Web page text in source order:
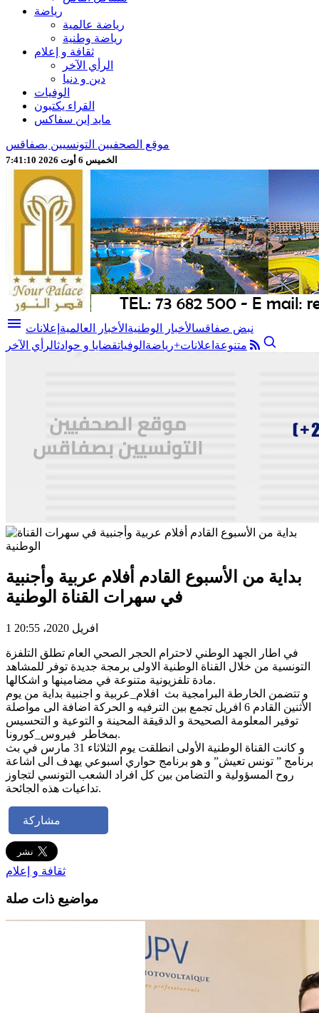
رياضة
رياضة عالمية
رياضة وطنية
ثقافة و إعلام
الرأي الآخر
دين و دنيا
الوفيات
القراء يكتبون
مايد إين سفاكس
موقع الصحفيين التونسيين بصفاقس
الخميس 6 أوت 2026 7:41:12
menu نبض صفاقسالأخبار الوطنية الأخبار العالمية إعلانات
متنوعة اعلانات+رياضة الوفياتقضايا و حوادثالرأي الآخر
بداية من الأسبوع القادم أفلام عربية وأجنبية
في سهرات القناة الوطنية
1 افريل 2020، 20:55
في اطار الجهد الوطني لاحترام الحجر الصحي العام تطلق التلفزة
التونسية من خلال القناة الوطنية الاولى برمجة جديدة توفر للمشاهد
مادة تلفزيونية متنوعة في مضامينها و اشكالها.
و تتضمن الخارطة البرامجية بث افلام_عربية و اجنبية بداية من يوم
الأثنين القادم 6 افريل تجمع بين الترفيه و الحركة اضافة الى مواصلة
توفير المعلومة الصحيحة و الدقيقة المحينة و التوعية و التحسيس
بمخاطر فيروس_كورونا.
و كانت القناة الوطنية الأولى انطلقت يوم الثلاثاء 31 مارس في بث
برنامج ” تونس تعيش” و هو برنامج حواري اسبوعي يهدف الى اشاعة
روح المسؤولية و التضامن بين كل افراد الشعب التونسي لتجاوز
تداعيات هذه الجائحة.
مشاركة
ثقافة و إعلام
مواضيع ذات صلة